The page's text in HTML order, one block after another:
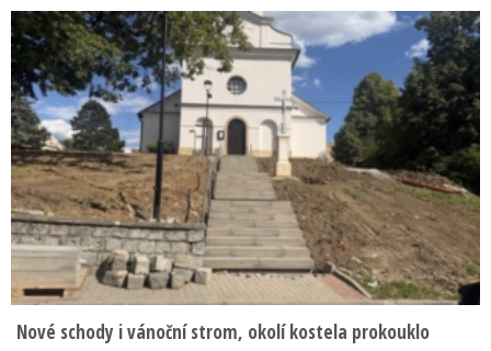
Nové schody i vánoční strom, okolí kostela prokouklo